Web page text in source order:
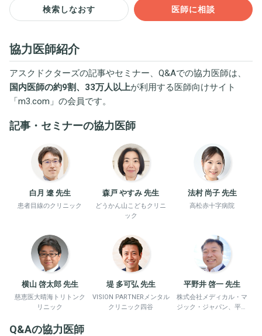
検索しなおす 医師に相談
協力医師紹介
アスクドクターズの記事やセミナー、Q&Aでの協力医師は、
国内医師の約9割、33万人以上が利用する医師向けサイト
「m3.com 」の会員です。
記事・セミナーの協力医師
白月 遼 先生
患者目線のクリニック
森戸 やすみ 先生
どうかん山こどもクリニ
ック
法村 尚子 先生
高松赤十字病院
横山 啓太郎 先生
慈恵医大晴海トリトンク
リニック
堤 多可弘 先生
VISION PARTNERメンタル
クリニック四谷
平野井 啓一 先生
株式会社メディカル・マ
ジック・ジャパン、平野
Q&Aの協力医師